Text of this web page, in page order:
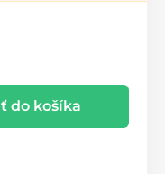
do košíka